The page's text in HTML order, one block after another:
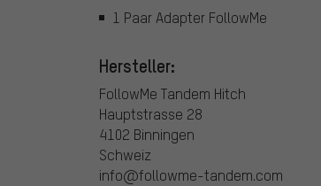
1 Paar Adapter FollowMe
Hersteller:
FollowMe Tandem Hitch
Hauptstrasse 28
4102 Binningen
Schweiz
info@followme-tandem.com